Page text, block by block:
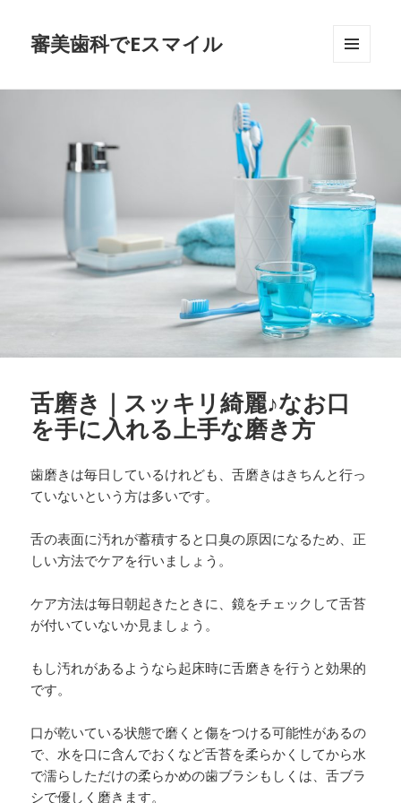
審美歯科でEスマイル
ーとウ
舌磨き｜スッキリ綺麗♪なお口
を手に入れる上手な磨き方
歯磨きは毎日しているけれども、舌磨きはきちんと行っ
ていないという方は多いです。
舌の表面に汚れが蓄積すると口臭の原因になるため、正
しい方法でケアを行いましょう。
ケア方法は毎日朝起きたときに、鏡をチェックして舌苔
が付いていないか見ましょう。
もし汚れがあるようなら起床時に舌磨きを行うと効果的
です。
口が乾いている状態で磨くと傷をつける可能性があるの
で、水を口に含んでおくなど舌苔を柔らかくしてから水
で濡らしただけの柔らかめの歯ブラシもしくは、舌ブラ
シで優しく磨きます。